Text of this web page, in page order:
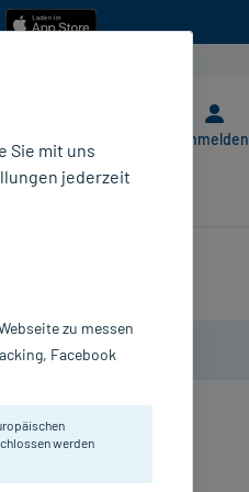
Anmelden
Sie mit uns
jederzeit
zu messen
Facebook
werden